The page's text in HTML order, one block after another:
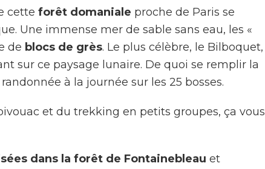
cette forêt domaniale proche de Paris se
Une immense mer de sable sans eau, les «
de blocs de grès. Le plus célèbre, le Bilboquet,
sur ce paysage lunaire. De quoi se remplir la
à la journée sur les 25 bosses.
et du trekking en petits groupes, ça vous
dans la forêt de Fontainebleau et